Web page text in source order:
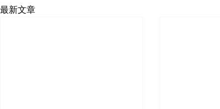
最新文章